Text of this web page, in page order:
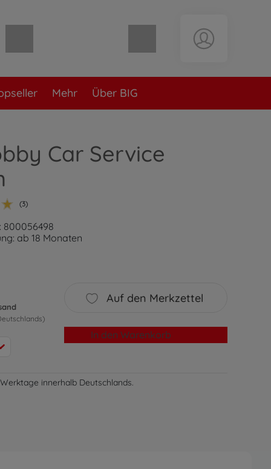
Warenkorb leer
Mehr Über BIG
Car Service
(3)
800056498
ab 18 Monaten
Auf den Merkzettel
In den Warenkorb
innerhalb Deutschlands.